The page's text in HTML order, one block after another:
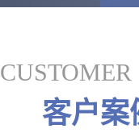
CUSTOMER
客户案